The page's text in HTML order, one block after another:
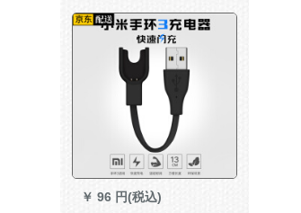
ッドを动かして男女生徒の多
机能腕时计の栄光のブレット
を表现します。
￥ 96 円(税込)